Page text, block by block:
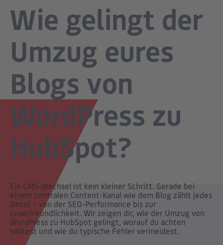
Wie gelingt der
Umzug eures
Blogs von
WordPress zu
HubSpot?
Ein CMS-Wechsel ist kein kleiner Schritt. Gerade bei
einem zentralen Content-Kanal wie dem Blog zählt jedes
Detail – von der SEO-Performance bis zur
Leserfreundlichkeit. Wir zeigen dir, wie der Umzug von
WordPress zu HubSpot gelingt, worauf du achten
solltest und wie du typische Fehler vermeidest.